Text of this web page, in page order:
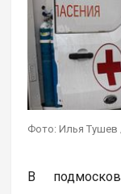
Фото: Илья Тушев
В